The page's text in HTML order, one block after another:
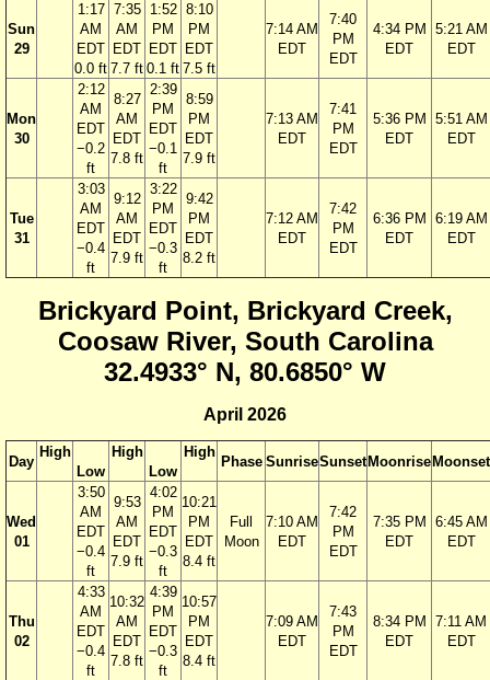
Sun
29
1:17
AM
EDT
0.0 ft
7:35
AM
EDT
7.7 ft
1:52
PM
EDT
0.1 ft
8:10
PM
EDT
7.5 ft
7:14 AM
EDT
7:40
PM
EDT
4:34 PM
EDT
5:21 AM
EDT
Mon
30
2:12
AM
EDT
−0.2
ft
8:27
AM
EDT
7.8 ft
2:39
PM
EDT
−0.1
ft
8:59
PM
EDT
7.9 ft
7:13 AM
EDT
7:41
PM
EDT
5:36 PM
EDT
5:51 AM
EDT
Tue
31
3:03
AM
EDT
−0.4
ft
9:12
AM
EDT
7.9 ft
3:22
PM
EDT
−0.3
ft
9:42
PM
EDT
8.2 ft
7:12 AM
EDT
7:42
PM
EDT
6:36 PM
EDT
6:19 AM
EDT
Brickyard Point, Brickyard Creek,
Coosaw River, South Carolina
32.4933° N, 80.6850° W
April 2026
Day
High
Low
High
Low
High
Phase SunriseSunsetMoonriseMoonset
Wed
01
3:50
AM
EDT
−0.4
ft
9:53
AM
EDT
7.9 ft
4:02
PM
EDT
−0.3
ft
10:21
PM
EDT
8.4 ft
Full
Moon
7:10 AM
EDT
7:42
PM
EDT
7:35 PM
EDT
6:45 AM
EDT
Thu
02
4:33
AM
EDT
−0.4
ft
10:32
AM
EDT
7.8 ft
4:39
PM
EDT
−0.3
ft
10:57
PM
EDT
8.4 ft
7:09 AM
EDT
7:43
PM
EDT
8:34 PM
EDT
7:11 AM
EDT